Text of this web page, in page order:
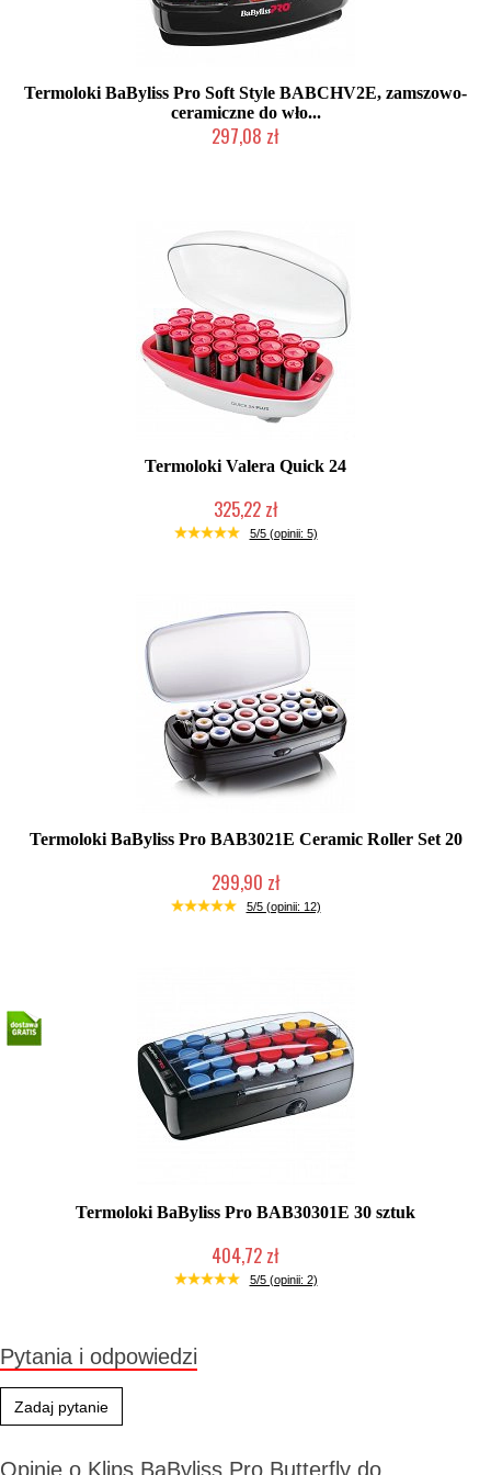
Termoloki BaByliss Pro Soft Style BABCHV2E, zamszowo-
ceramiczne do wło...
297,08 zł
Termoloki Valera Quick 24
325,22 zł
Produkt wycofany
5/5 (opinii: 5)
Termoloki BaByliss Pro BAB3021E Ceramic Roller Set 20
299,90 zł
Duża ilość (wysyłka w 24h)
5/5 (opinii: 12)
Termoloki BaByliss Pro BAB30301E 30 sztuk
404,72 zł
Produkt wycofany
5/5 (opinii: 2)
Pytania i odpowiedzi
Zadaj pytanie
Opinie o Klips BaByliss Pro Butterfly do